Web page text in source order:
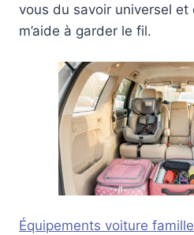
vous du savoir universel et
m’aide à garder le fil.
Équipements voiture